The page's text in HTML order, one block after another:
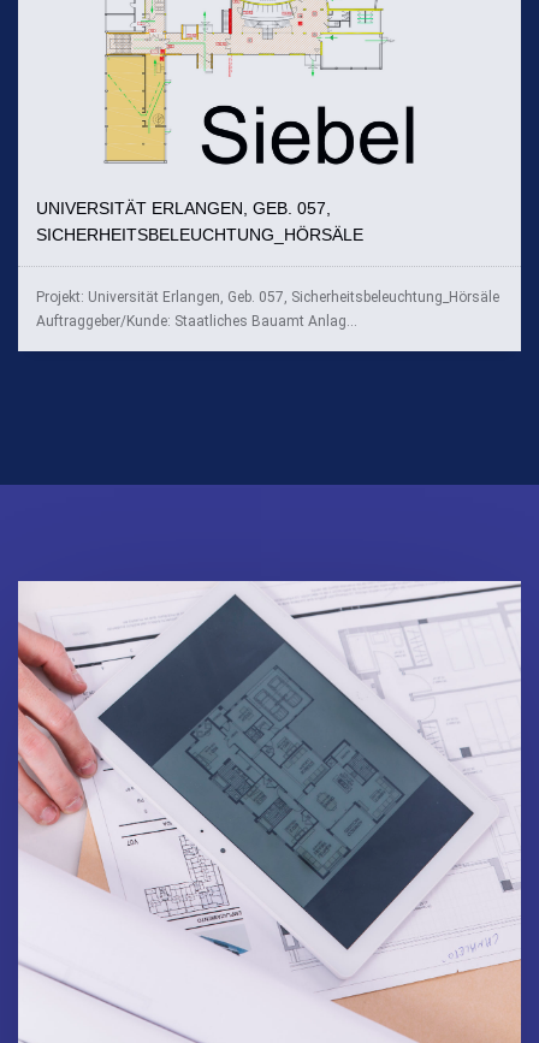
UNIVERSITÄT ERLANGEN, GEB. 057,
SICHERHEITSBELEUCHTUNG_HÖRSÄLE
Projekt: Universität Erlangen, Geb. 057, Sicherheitsbeleuchtung_Hörsäle
Auftraggeber/Kunde: Staatliches Bauamt Anlag...